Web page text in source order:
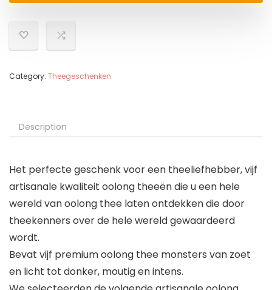
Category: Theegeschenken
Description
Het perfecte geschenk voor een theeliefhebber, vijf
artisanale kwaliteit oolong theeën die u een hele
wereld van oolong thee laten ontdekken die door
theekenners over de hele wereld gewaardeerd
wordt.
Bevat vijf premium oolong thee monsters van zoet
en licht tot donker, moutig en intens.